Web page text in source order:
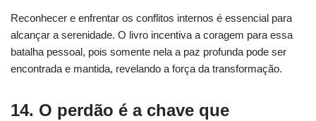
Reconhecer e enfrentar os conflitos internos é essencial para
alcançar a serenidade. O livro incentiva a coragem para essa
batalha pessoal, pois somente nela a paz profunda pode ser
encontrada e mantida, revelando a força da transformação.
14. O perdão é a chave que